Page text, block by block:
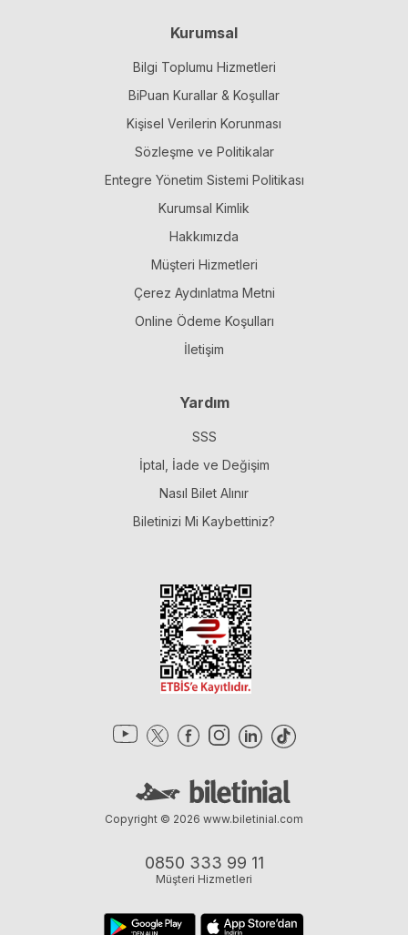
Kurumsal
Bilgi Toplumu Hizmetleri
BiPuan Kurallar & Koşullar
Kişisel Verilerin Korunması
Sözleşme ve Politikalar
Entegre Yönetim Sistemi Politikası
Kurumsal Kimlik
Hakkımızda
Müşteri Hizmetleri
Çerez Aydınlatma Metni
Online Ödeme Koşulları
İletişim
Yardım
SSS
İptal, İade ve Değişim
Nasıl Bilet Alınır
Biletinizi Mi Kaybettiniz?
0850 333 99 11
Müşteri Hizmetleri
Copyright © 2026 www.biletinial.com